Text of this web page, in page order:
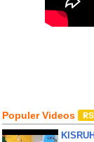
Populer Videos